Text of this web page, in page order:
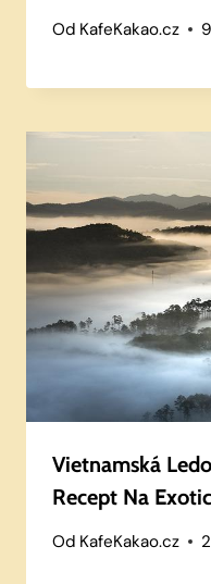
Od KafeKakao.cz
Vietnamská
Recept Na
Od KafeKakao.cz